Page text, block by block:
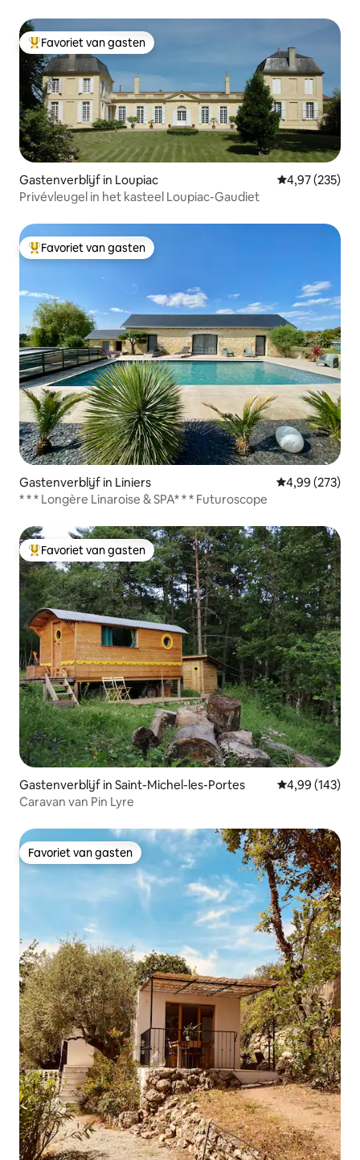
Topfavoriet van gasten
Favoriet van gasten
Gastenverblijf in Loupiac Gemiddelde
4,97 (235)
Privévleugel in het kasteel Loupiac-Gaudiet
Topfavoriet van gasten
Favoriet van gasten
Gastenverblijf in Liniers Gemiddelde
4,99 (273)
* * * Longère Linaroise & SPA* * * Futuroscope
Topfavoriet van gasten
Favoriet van gasten
Gastenverblijf in Saint-Michel-les-Portes Gemiddelde
4,99 (143)
Caravan van Pin Lyre
Favoriet van gasten
Favoriet van gasten